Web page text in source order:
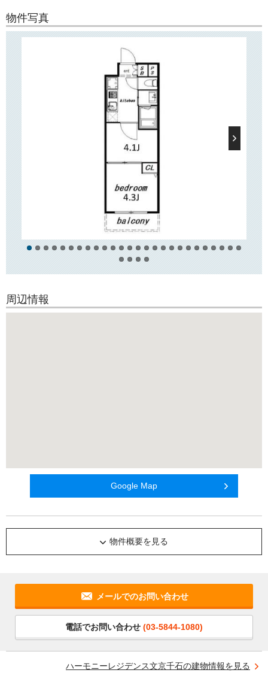
都営三田線「千石」駅より徒歩9分。
その他「新大塚」駅、「巣鴨」駅も利用可能です。
閑静な住宅街に位置しておりますので、ゆっくりと過ごしたい方にぴっ
防犯カメラやTVモニター付きオートロックを完備しているので、安心し
様々なタイプのお部屋がありますので、多くの人におすすめしたい物件
すので、月々の費用を抑えることが可能
最寄り駅の「千石」駅前には複合商業施設「文京グリーンコート」がご
スーパーやドラッグストア、郵便局などが揃っておりますので、日々の
物件写真
周辺情報
Google Map
物件概要を見る
メールでのお問い合わせ
電話でお問い合わせ (03-5844-1080)
ハーモニーレジデンス文京千石の建物情報を見る